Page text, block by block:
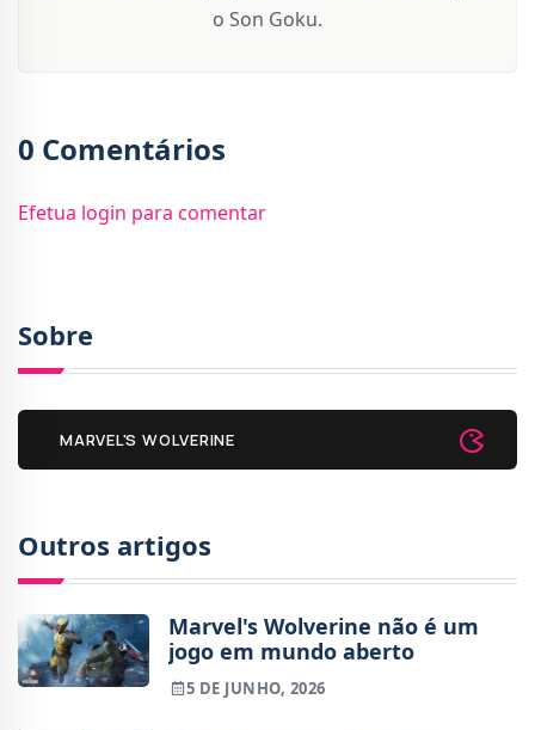
o Son Goku.
0 Comentários
Efetua login para comentar
Sobre
MARVEL'S WOLVERINE
Outros artigos
Marvel's Wolverine não é um
jogo em mundo aberto
5 DE JUNHO, 2026